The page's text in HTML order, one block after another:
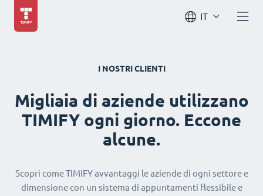
IT
I NOSTRI CLIENTI
Migliaia di aziende utilizzano
TIMIFY ogni giorno. Eccone
alcune.
Scopri come TIMIFY avvantaggi le aziende di ogni settore e
dimensione con un sistema di appuntamenti flessibile e